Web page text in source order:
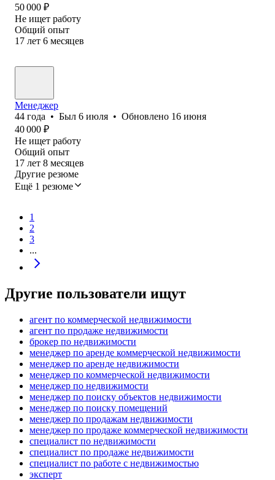
50 000 ₽
Не ищет работу
Общий опыт
17 лет 6 месяцев
Менеджер
44 года • Был 6 июля • Обновлено 16 июня
40 000 ₽
Не ищет работу
Общий опыт
17 лет 8 месяцев
Другие резюме
Ещё 1 резюме
1
2
3
...
Другие пользователи ищут
агент по коммерческой недвижимости
агент по продаже недвижимости
брокер по недвижимости
менеджер по аренде коммерческой недвижимости
менеджер по аренде недвижимости
менеджер по коммерческой недвижимости
менеджер по недвижимости
менеджер по поиску объектов недвижимости
менеджер по поиску помещений
менеджер по продажам недвижимости
менеджер по продаже коммерческой недвижимости
специалист по недвижимости
специалист по продаже недвижимости
специалист по работе с недвижимостью
эксперт